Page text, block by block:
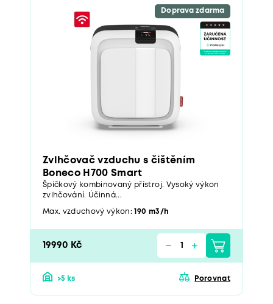
Doprava zdarma
Zvlhčovač vzduchu s čištěním
Boneco H700 Smart
Špičkový kombinovaný přístroj. Vysoký výkon
zvlhčování. Účinná...
Max. vzduchový výkon:190 m3/h
19990 Kč
>5 ks Porovnat